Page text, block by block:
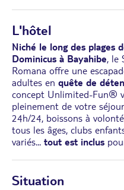
L'hôtel
Niché le long des plages
Dominicus à Bayahibe, le
Romana offre une
adultes en quête de
concept Unlimited-Fun®
pleinement de votre
24h/24, boissons à
tous les âges, clubs
variés... tout est inclus
Situation